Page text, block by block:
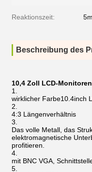
Reaktionszeit:
Beschreibung des
10,4 Zoll LCD-
wirklicher Farbe10.4inch
4:3 Längenverhältnis
Das volle Metall, das
elektromagnetische
profitieren.
mit BNC VGA,